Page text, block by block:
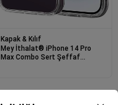
Kapak & Kılıf
Mey İthalat® iPhone 14 Pro
Max Combo Sert Şeffaf